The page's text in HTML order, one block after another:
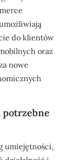
do klientów
oraz
nowe
potrzebne
umiejętności,